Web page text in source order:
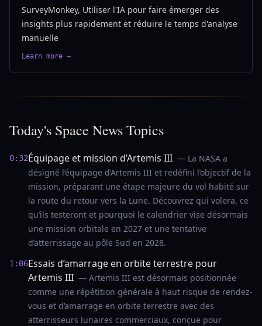
SurveyMonkey, Utiliser l'IA pour faire émerger des
insights plus rapidement et réduire le temps d'analyse
manuelle
Learn more →
Today's Space News Topics
0:32Équipage et mission d’Artemis III — La NASA a
désigné l’équipage d’Artemis III et redéfini l’objectif de la
mission, préparant une étape majeure du vol habité sur
la route du retour vers la Lune. Découvrez qui volera, ce
qu’ils testeront et pourquoi le calendrier vise désormais
une mission orbitale en 2027 et une tentative
d’atterrissage au pôle Sud en 2028.
1:06Essais d’amarrage en orbite terrestre pour
Artemis III — Artemis III est désormais positionnée
comme une répétition générale à haut risque de rendez-
vous et d’amarrage en orbite terrestre avec des
atterrisseurs lunaires commerciaux, conçue pour